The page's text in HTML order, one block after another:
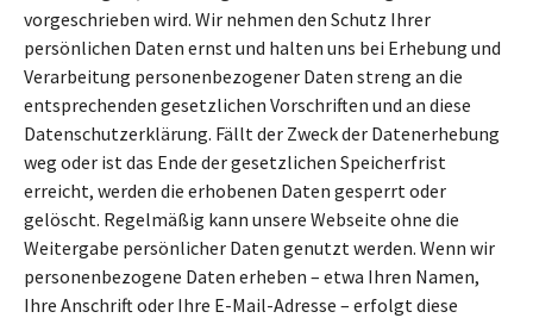
vorgeschrieben wird. Wir nehmen den Schutz Ihrer
persönlichen Daten ernst und halten uns bei Erhebung und
Verarbeitung personenbezogener Daten streng an die
entsprechenden gesetzlichen Vorschriften und an diese
Datenschutzerklärung. Fällt der Zweck der Datenerhebung
weg oder ist das Ende der gesetzlichen Speicherfrist
erreicht, werden die erhobenen Daten gesperrt oder
gelöscht. Regelmäßig kann unsere Webseite ohne die
Weitergabe persönlicher Daten genutzt werden. Wenn wir
personenbezogene Daten erheben – etwa Ihren Namen,
Ihre Anschrift oder Ihre E-Mail-Adresse – erfolgt diese